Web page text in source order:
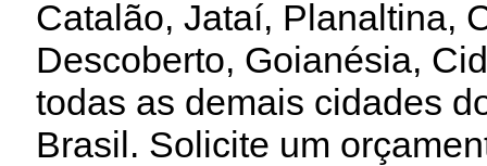
Catalão, Jataí, Planaltina,
Descoberto, Goianésia,
todas as demais cidades
Brasil. Solicite um